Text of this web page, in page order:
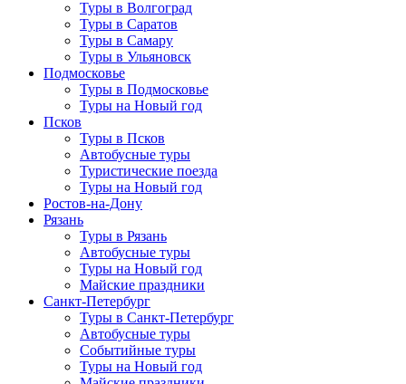
Туры в Волгоград
Туры в Саратов
Туры в Самару
Туры в Ульяновск
Подмосковье
Туры в Подмосковье
Туры на Новый год
Псков
Туры в Псков
Автобусные туры
Туристические поезда
Туры на Новый год
Ростов-на-Дону
Рязань
Туры в Рязань
Автобусные туры
Туры на Новый год
Майские праздники
Санкт-Петербург
Туры в Санкт-Петербург
Автобусные туры
Событийные туры
Туры на Новый год